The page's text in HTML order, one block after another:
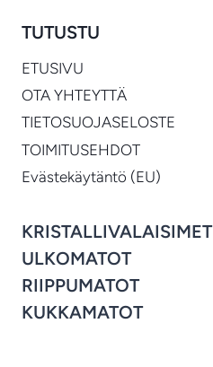
TUTUSTU
ETUSIVU
OTA YHTEYTTÄ
TIETOSUOJASELOSTE
TOIMITUSEHDOT
Evästekäytäntö (EU)
KRISTALLIVALAISIMET
ULKOMATOT
RIIPPUMATOT
KUKKAMATOT